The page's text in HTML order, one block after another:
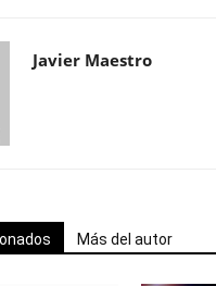
Javier Maestro
Más del autor